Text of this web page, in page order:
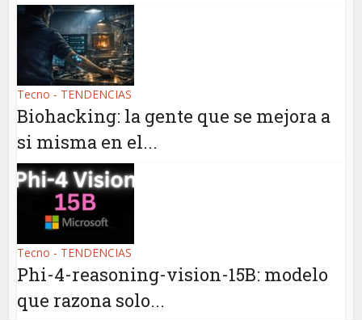
Tecno - TENDENCIAS
Biohacking: la gente que se mejora a
si misma en el...
Tecno - TENDENCIAS
Phi-4-reasoning-vision-15B: modelo
que razona solo...